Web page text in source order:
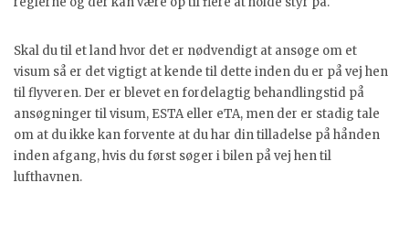
Skal du til et land hvor det er nødvendigt at ansøge om et
visum så er det vigtigt at kende til dette inden du er på vej hen
til flyveren. Der er blevet en fordelagtig behandlingstid på
ansøgninger til visum, ESTA eller eTA, men der er stadig tale
om at du ikke kan forvente at du har din tilladelse på hånden
inden afgang, hvis du først søger i bilen på vej hen til
lufthavnen.